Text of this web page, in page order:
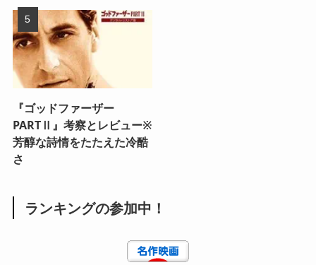
『ゴッドファーザー
PARTⅡ』考察とレビュー※
芳醇な詩情をたたえた冷酷
さ
ランキングの参加中！